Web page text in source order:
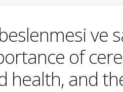
ve
of
and